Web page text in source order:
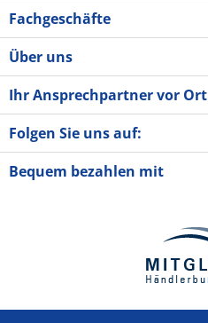
Fachgeschäfte
Über uns
Ihr Ansprechpartner vor Ort
Folgen Sie uns auf:
Bequem bezahlen mit